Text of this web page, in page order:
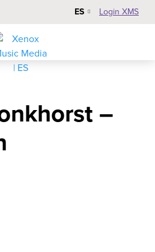
ES Login XMS
–